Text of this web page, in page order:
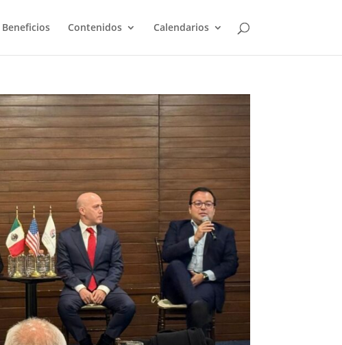
Beneficios Contenidos Calendarios